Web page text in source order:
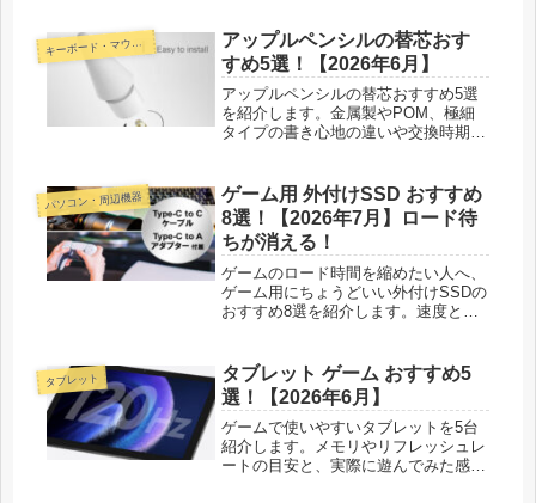
キーボード・マウス・入力機器
アップルペンシルの替芯おす
すめ5選！【2026年6月】
アップルペンシルの替芯おすすめ5選
を紹介します。金属製やPOM、極細
タイプの書き心地の違いや交換時期、
パソコン・周辺機器
ゲーム用 外付けSSD おすすめ
8選！【2026年7月】ロード待
ちが消える！
ゲームのロード時間を縮めたい人へ、
ゲーム用にちょうどいい外付けSSDの
おすすめ8選を紹介します。速度と耐
タブレット
タブレット ゲーム おすすめ5
選！【2026年6月】
ゲームで使いやすいタブレットを5台
紹介します。メモリやリフレッシュレ
ートの目安と、実際に遊んでみた感触